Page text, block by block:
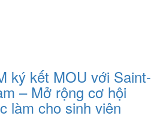
ký kết MOU với Saint-
– Mở rộng cơ hội
làm cho sinh viên